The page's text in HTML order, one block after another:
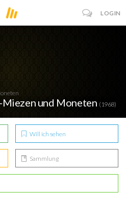
LOGIN
und Moneten (1968)
Will ich sehen
Sammlung